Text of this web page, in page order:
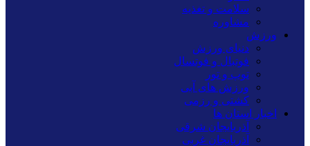
سلامت و تغذیه
مشاوره
ورزش
دنیای ورزش
فوتبال و فوتسال
توپ و تور
ورزش های آبی
کشتی و رزمی
اخبار استان ها
آذربایجان شرقی
آذربایجان غربی